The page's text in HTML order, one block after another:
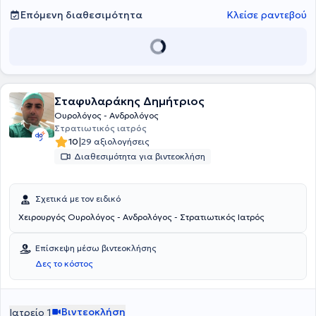
ειδικευμένος ουρολόγος και επιστημονικός συνεργάτης σε
δομές πρωτοβάθμιας φροντίδας υγείας, ενώ σήμερα κατέχει θέση
επιμελητή σε ιδιωτικό νοσοκομείο της Αθήνας, συνδυάζοντας την
Επόμενη διαθεσιμότητα
Κλείσε ραντεβού
Σταφυλαράκης Δημήτριος
Ουρολόγος - Ανδρολόγος
Στρατιωτικός ιατρός
10|29 αξιολογήσεις
Διαθεσιμότητα για βιντεοκλήση
Σχετικά με τον ειδικό
Χειρουργός Ουρολόγος - Ανδρολόγος - Στρατιωτικός Ιατρός
Επίσκεψη μέσω βιντεοκλήσης
Δες το κόστος
Ιατρείο 1 Βιντεοκλήση